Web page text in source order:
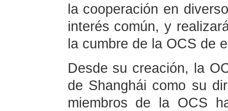
la cooperación en
interés común, y
la cumbre de la OCS de
Desde su creación, la
de Shanghái como su
miembros de la OCS